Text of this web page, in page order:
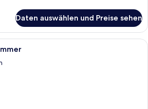
Daten auswählen und Preise sehen
Ein Schlafzimmer mit einem